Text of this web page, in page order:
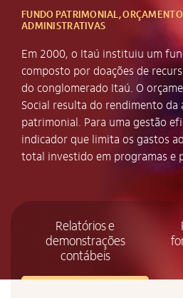
FUNDO PATRIMONIAL,
ADMINISTRATIVAS
Em 2000, o Itaú instituiu um
composto por doações de
do conglomerado Itaú. O
Social resulta do rendimento da
patrimonial. Para uma gestão
indicador que limita os gastos
total investido em programas e
Relatórios e
demonstrações
contábeis